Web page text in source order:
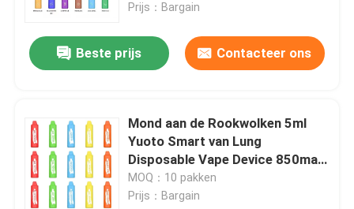
Prijs：Bargain
Beste prijs Contacteer ons
Mond aan de Rookwolken 5ml
Yuoto Smart van Lung
Disposable Vape Device 850mah
2000 Pro
MOQ：10 pakken
Prijs：Bargain